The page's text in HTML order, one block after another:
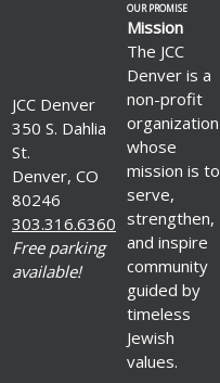
JCC Denver
350 S. Dahlia
St.
Denver, CO
80246
303.316.6360
Free parking
available!
OUR PROMISE
Mission
The JCC
Denver is a
non-profit
organization
whose
mission is to
serve,
strengthen,
and inspire
community
guided by
timeless
Jewish
values.